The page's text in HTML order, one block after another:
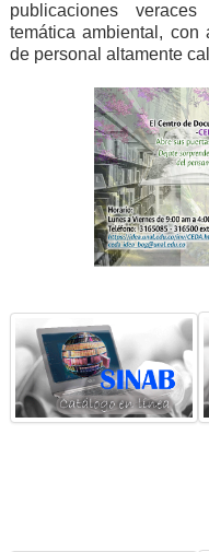
publicaciones
temática ambiental, con
de personal altamente